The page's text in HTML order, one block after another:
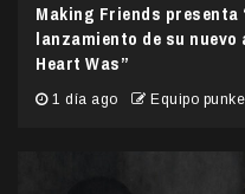
Making Friends presenta
lanzamiento de su nuevo
Heart Was”
1 día ago Equipo